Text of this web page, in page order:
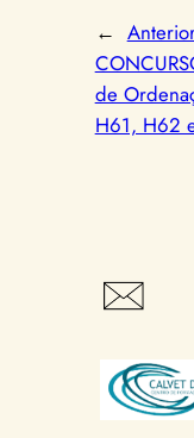
←
de
H61, H62